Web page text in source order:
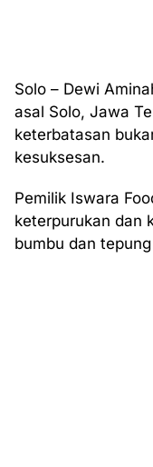
Solo – Dewi
asal Solo, Jawa
keterbatasan
kesuksesan.
Pemilik Iswara
keterpurukan dan
bumbu dan